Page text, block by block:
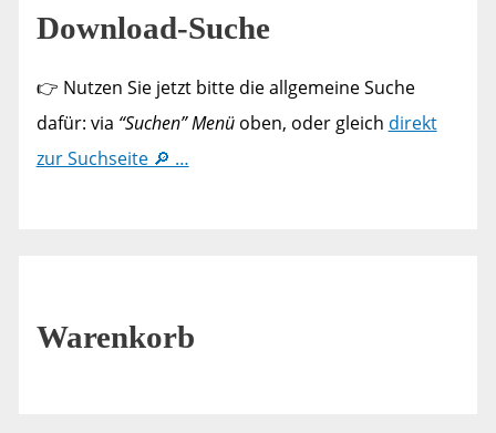
Download-Suche
👉 Nutzen Sie jetzt bitte die allgemeine Suche
dafür: via “Suchen” Menüoben, oder gleich direkt
zur Suchseite 🔎 …
Warenkorb